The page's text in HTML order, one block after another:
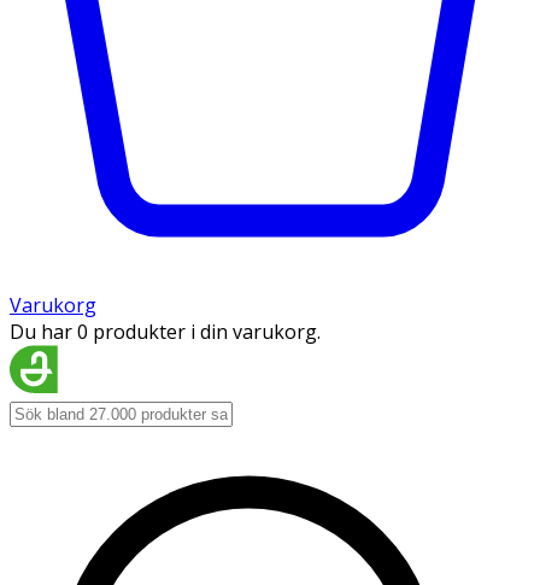
Varukorg
Du har 0 produkter i din varukorg.